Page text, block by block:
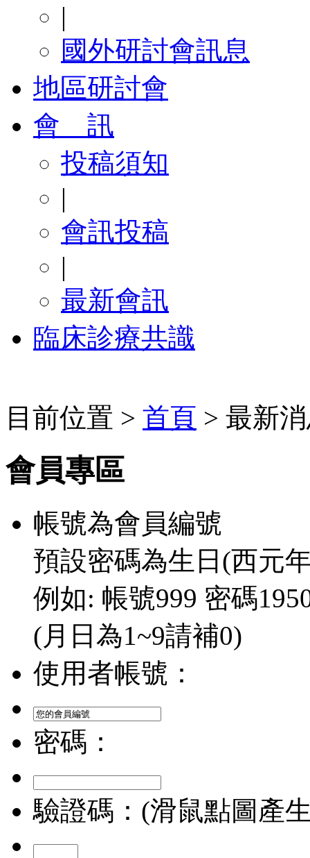
|
國外研討會訊息
地區研討會
會 訊
投稿須知
|
會訊投稿
|
最新會訊
臨床診療共識
目前位置 > 首頁 > 最新
會員專區
帳號為會員編號
預設密碼為生日(西元
例如: 帳號999 密碼
(月日為1~9請補0)
使用者帳號：
密碼：
驗證碼：(滑鼠點圖產